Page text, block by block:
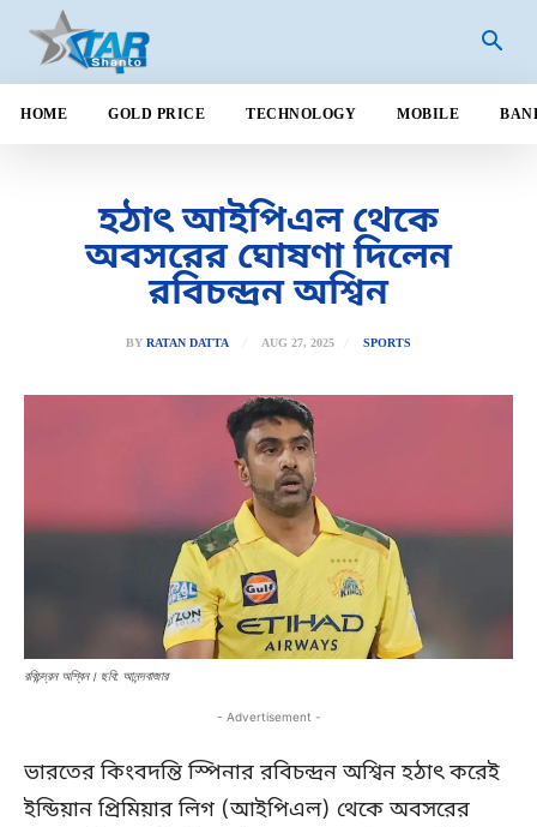
HOME GOLD PRICE TECHNOLOGY MOBILE
হঠাৎ আইপিএল থেকে
অবসরের ঘোষণা দিলেন
রবিচন্দ্রন অশ্বিন
BY RATAN DATTA AUG 27, 2025 SPORTS
রবিচন্দ্রন অশ্বিন। ছবি: আনন্দবাজার
- Advertisement -
ভারতের কিংবদন্তি স্পিনার রবিচন্দ্রন অশ্বিন হঠাৎ করেই
ইন্ডিয়ান প্রিমিয়ার লিগ (আইপিএল) থেকে অবসরের